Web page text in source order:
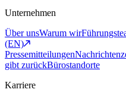
Unternehmen
Über unsWarum wir
(EN)
Pressemitteilungen
gibt zurückBürostandorte
Karriere